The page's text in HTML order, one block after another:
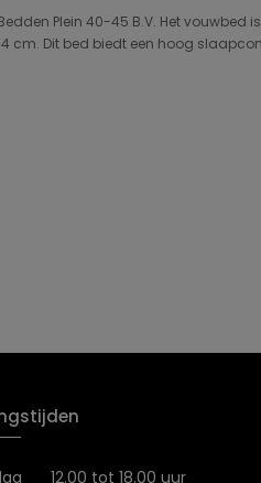
Plein 40-45 B.V. Het
cm. Dit bed biedt een hoog
12.00 tot 18.00 uur